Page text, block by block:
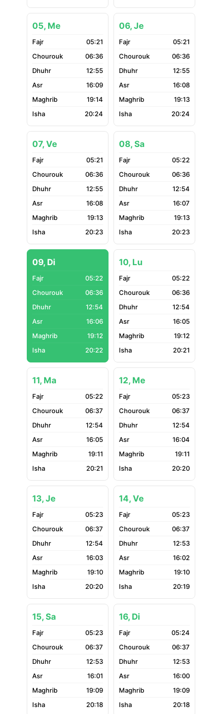
05, Me
05:21
06:36
12:55
16:09
19:14
20:24
06, Je
05:21
06:36
12:55
16:08
19:13
20:24
07, Ve
05:21
06:36
12:55
16:08
19:13
20:23
08, Sa
05:22
06:36
12:54
16:07
19:13
20:23
09, Di
05:22
06:36
12:54
16:06
19:12
20:22
10, Lu
05:22
06:36
12:54
16:05
19:12
20:21
11, Ma
05:22
06:37
12:54
16:05
19:11
20:21
12, Me
05:23
06:37
12:54
16:04
19:11
20:20
13, Je
05:23
06:37
12:54
16:03
19:10
20:20
14, Ve
05:23
06:37
12:53
16:02
19:10
20:19
15, Sa
05:23
06:37
12:53
16:01
19:09
20:18
16, Di
05:24
06:37
12:53
16:00
19:09
20:18